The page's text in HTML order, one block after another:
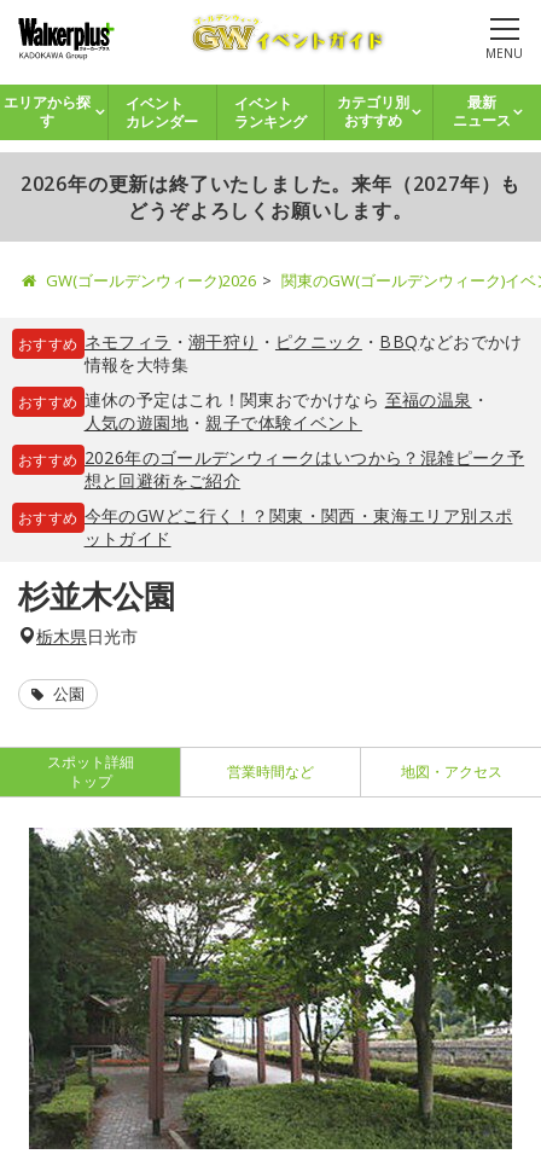
MENU
エリアから探
す
イベント
カレンダー
イベント
ランキング
カテゴリ別
おすすめ
最新
ニュース
2026年の更新は終了いたしました。来年（2027年）も
どうぞよろしくお願いします。
GW(ゴールデンウィーク)2026 関東のGW(ゴールデンウィーク)イ
おすすめ ネモフィラ ・ 潮干狩り ・ ピクニック ・ BBQなどおでかけ
情報を大特集
おすすめ 連休の予定はこれ！関東おでかけなら 至福の温泉 ・
人気の遊園地・親子で体験イベント
おすすめ 2026年のゴールデンウィークはいつから？混雑ピーク予
想と回避術をご紹介
おすすめ 今年のGWどこ行く！？関東・関西・東海エリア別スポ
ットガイド
杉並木公園
栃木県日光市
公園
スポット詳細
トップ
営業時間など 地図・アクセス